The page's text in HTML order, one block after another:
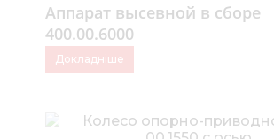
Аппарат высевной в сборе
400.00.6000
Докладніше